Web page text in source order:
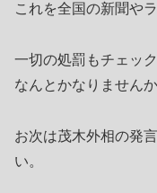
これを全国の新聞や
一切の処罰もチェッ
なんとかなりません
お次は茂木外相の発
い。